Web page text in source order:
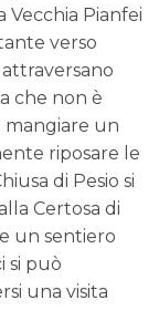
Vecchia Pianfei
verso
che non è
mangiare un
riposare le
di Pesio si
Certosa di
un sentiero
si può
una visita